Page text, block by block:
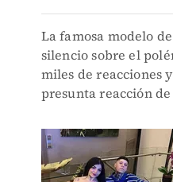
La famosa modelo
silencio sobre el
miles de reacciones
presunta reacción